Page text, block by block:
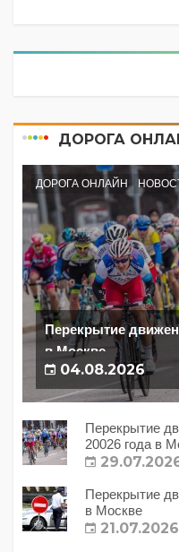
ДОРОГА
ДОРОГА ОНЛАЙН
Перекрытие
в Москве
04.08.2026
Перекрытие
20026 года в
Перекрытие
в Москве
21.07.2026